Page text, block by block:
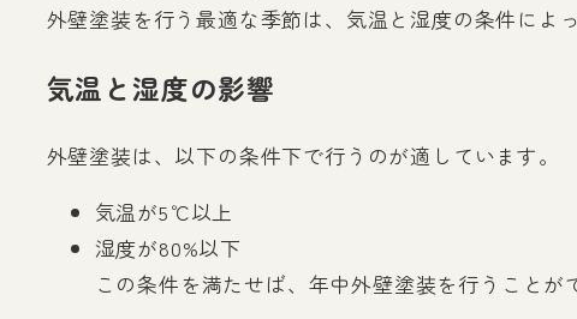
外壁塗装を行う最適な季節は、気温と湿度の条件によ
気温と湿度の影響
外壁塗装は、以下の条件下で行うのが適しています。
気温が5℃以上
湿度が80%以下
この条件を満たせば、年中外壁塗装を行うこと